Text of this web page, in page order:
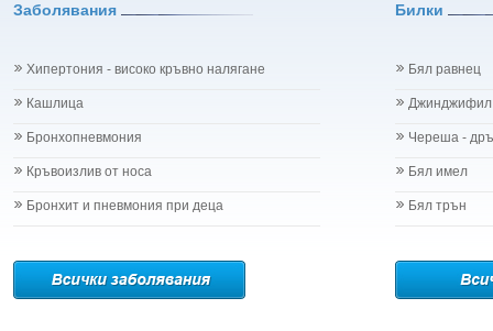
Заболявания Билки
Хипертония - високо кръвно налягане
Кашлица
Бронхопневмония
Кръвоизлив от носа
Бронхит и пневмония при деца
Бял равнец
Джинджифил
Череша -
Бял имел
Бял трън